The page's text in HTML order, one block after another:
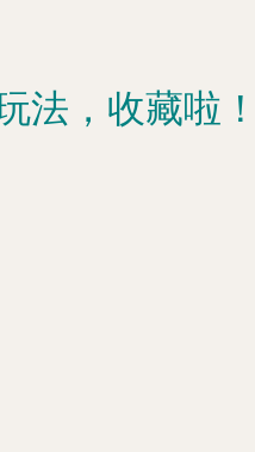
法，收藏啦！